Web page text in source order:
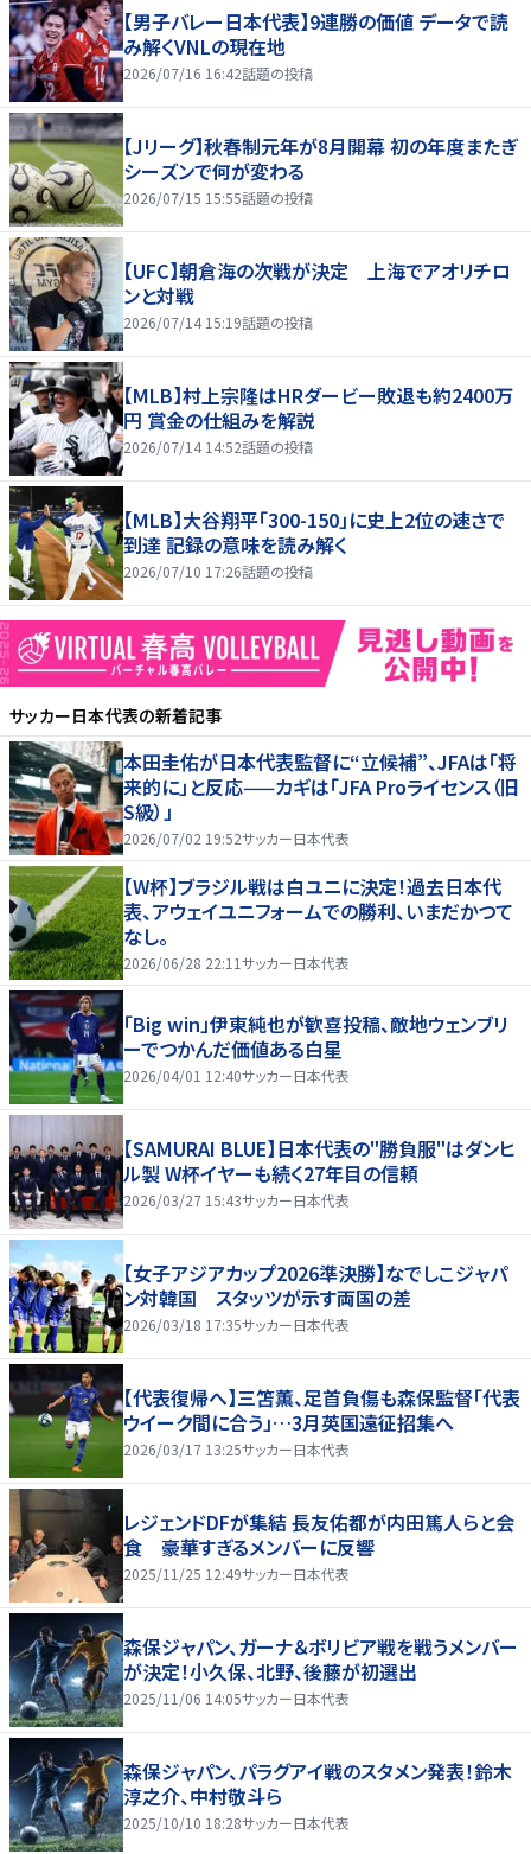
【男子バレー日本代表】9連勝の価値 データで読
み解くVNLの現在地
2026/07/16 16:42話題の投稿
【Jリーグ】秋春制元年が8月開幕 初の年度またぎ
シーズンで何が変わる
2026/07/15 15:55話題の投稿
【UFC】朝倉海の次戦が決定 上海でアオリチロ
ンと対戦
2026/07/14 15:19話題の投稿
【MLB】村上宗隆はHRダービー敗退も約2400万
円 賞金の仕組みを解説
2026/07/14 14:52話題の投稿
【MLB】大谷翔平「300-150」に史上2位の速さで
到達 記録の意味を読み解く
2026/07/10 17:26話題の投稿
サッカー日本代表の新着記事
本田圭佑が日本代表監督に“立候補”、JFAは「将
来的に」と反応——カギは「JFA Proライセンス（旧
S級）」
2026/07/02 19:52サッカー日本代表
【W杯】ブラジル戦は白ユニに決定！過去日本代
表、アウェイユニフォームでの勝利、いまだかつて
なし。
2026/06/28 22:11サッカー日本代表
「Big win」伊東純也が歓喜投稿、敵地ウェンブリ
ーでつかんだ価値ある白星
2026/04/01 12:40サッカー日本代表
【SAMURAI BLUE】日本代表の"勝負服"はダンヒ
ル製 W杯イヤーも続く27年目の信頼
2026/03/27 15:43サッカー日本代表
【女子アジアカップ2026準決勝】なでしこジャパ
ン対韓国 スタッツが示す両国の差
2026/03/18 17:35サッカー日本代表
【代表復帰へ】三笘薫、足首負傷も森保監督「代表
ウイーク間に合う」…3月英国遠征招集へ
2026/03/17 13:25サッカー日本代表
レジェンドDFが集結 長友佑都が内田篤人らと会
食 豪華すぎるメンバーに反響
2025/11/25 12:49サッカー日本代表
森保ジャパン、ガーナ＆ボリビア戦を戦うメンバー
が決定！小久保、北野、後藤が初選出
2025/11/06 14:05サッカー日本代表
森保ジャパン、パラグアイ戦のスタメン発表！鈴木
淳之介、中村敬斗ら
2025/10/10 18:28サッカー日本代表